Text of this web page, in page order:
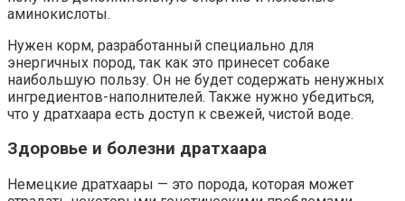
аминокислоты.
Нужен корм, разработанный специально для
энергичных пород, так как это принесет собаке
наибольшую пользу. Он не будет содержать ненужных
ингредиентов-наполнителей. Также нужно убедиться,
что у дратхаара есть доступ к свежей, чистой воде.
Здоровье и болезни дратхаара
Немецкие дратхаары — это порода, которая может